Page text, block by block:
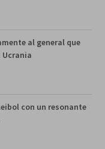
al general que
Ucrania
con un resonante